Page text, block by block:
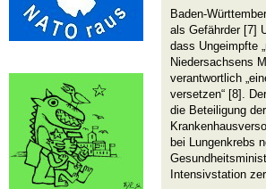
Baden-
als Gefährder [7]
dass Ungeimpfte
Niedersachsens
verantwortlich
versetzen“ [8].
die Beteiligung
bei Lungenkrebs
Intensivstation